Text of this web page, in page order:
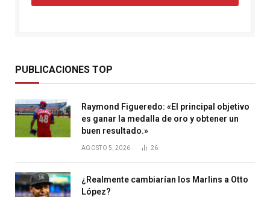
PUBLICACIONES TOP
Raymond Figueredo: «El principal objetivo
es ganar la medalla de oro y obtener un
buen resultado.»
AGOSTO 5, 2026 26
¿Realmente cambiarían los Marlins a Otto
López?